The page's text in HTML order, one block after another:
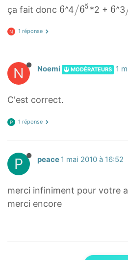
ça fait donc 6
6^4/
^
/65 *2 + 6
6^3
N 1 réponse
N Noemi MODÉRATEURS 1
C'est correct.
P 1 réponse
P peace 1 mai 2010 à 16:52
merci infiniment pour votre
merci encore